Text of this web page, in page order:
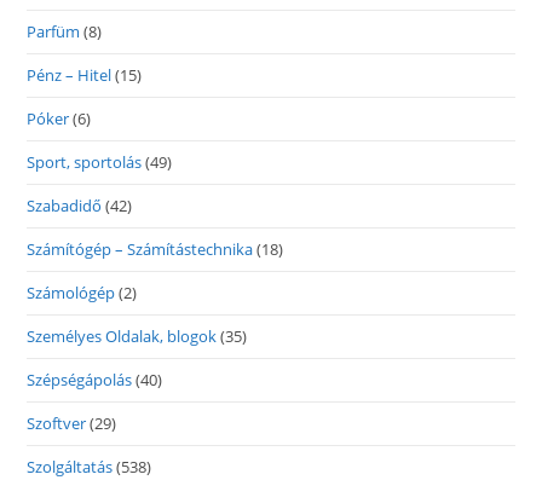
Parfüm (8)
Pénz – Hitel(15)
Póker(6)
Sport, sportolás(49)
Szabadidő (42)
Számítógép – Számítástechnika(18)
Számológép(2)
Személyes Oldalak, blogok(35)
Szépségápolás(40)
Szoftver(29)
Szolgáltatás(538)